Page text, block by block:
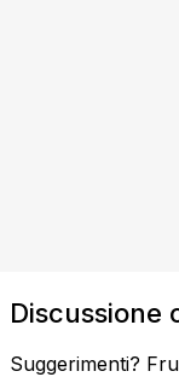
Discussione
Suggerimenti?